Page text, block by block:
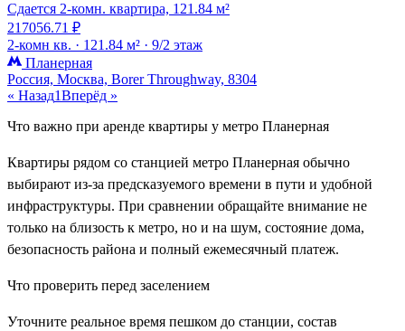
Сдается 2-комн. квартира, 121.84 м²
217056.71 ₽
2-комн кв. · 121.84 м² · 9/2 этаж
Планерная
Россия, Москва, Borer Throughway, 8304
« Назад1Вперёд »
Что важно при аренде квартиры у метро Планерная
Квартиры рядом со станцией метро Планерная обычно
выбирают из-за предсказуемого времени в пути и удобной
инфраструктуры. При сравнении обращайте внимание не
только на близость к метро, но и на шум, состояние дома,
безопасность района и полный ежемесячный платеж.
Что проверить перед заселением
Уточните реальное время пешком до станции, состав